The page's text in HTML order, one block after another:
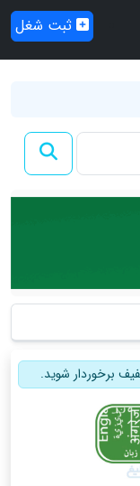
ثبت شغل
برخوردار شوید.